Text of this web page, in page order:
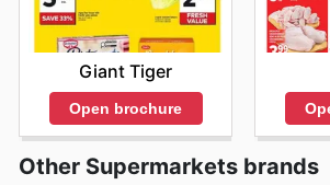
Giant Tiger
Open brochure
Other Supermarkets brands